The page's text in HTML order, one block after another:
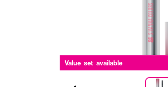
Value set available